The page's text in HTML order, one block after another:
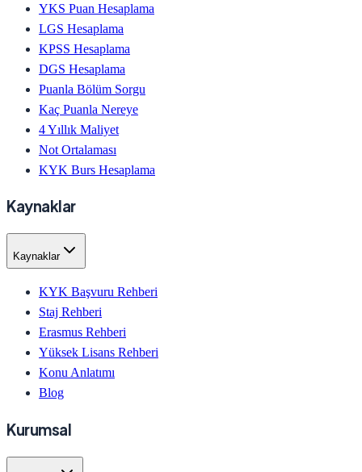
YKS Puan Hesaplama
LGS Hesaplama
KPSS Hesaplama
DGS Hesaplama
Puanla Bölüm Sorgu
Kaç Puanla Nereye
4 Yıllık Maliyet
Not Ortalaması
KYK Burs Hesaplama
Kaynaklar
Kaynaklar
KYK Başvuru Rehberi
Staj Rehberi
Erasmus Rehberi
Yüksek Lisans Rehberi
Konu Anlatımı
Blog
Kurumsal